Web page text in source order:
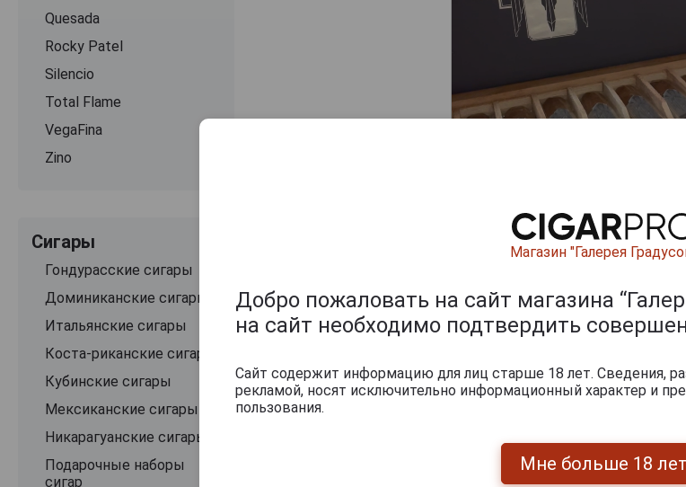
Quesada
Rocky Patel
Silencio
Total Flame
VegaFina
Zino
Сигары
Гондурасские сигары
Доминиканские сигары
Итальянские сигары
Коста-риканские сигары
Кубинские сигары
Мексиканские сигары
Никарагуанские сигары
Подарочные наборы
сигар
Магазин "Галерея
Добро пожаловать на сайт магазина
на сайт необходимо подтвердить
Сайт содержит информацию для лиц старше 18 лет. Сведения,
рекламой, носят исключительно информационный характер и
пользования.
Мне больше 18 лет